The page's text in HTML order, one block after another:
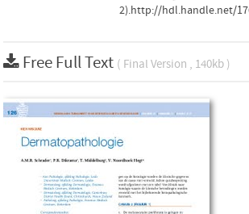
2).http://hdl.handle.net/
Free Full Text ( Final Version , 140kb )